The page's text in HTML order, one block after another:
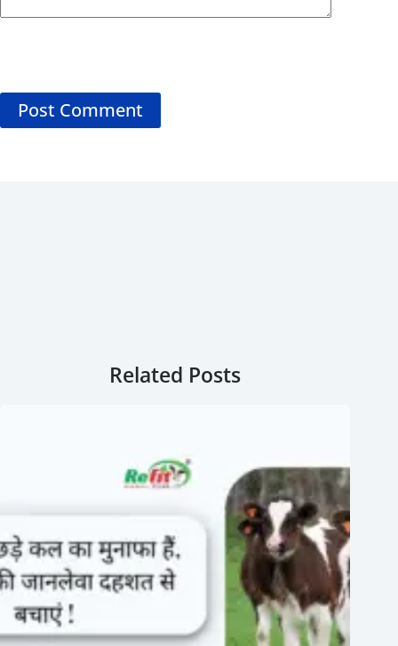
Post Comment
Related Posts